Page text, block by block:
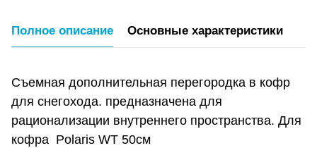
Полное описание Основные характеристики
Съемная дополнительная перегородка в кофр
для снегохода. предназначена для
рационализации внутреннего пространства. Для
кофра Polaris WT 50см